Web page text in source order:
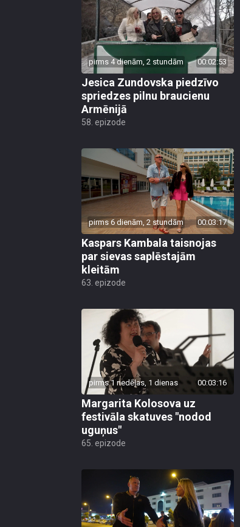
pirms 4 dienām, 2 stundām 00:02:53
Jesica Zundovska piedzīvo
spriedzes pilnu braucienu
Armēnijā
58. epizode
pirms 6 dienām, 2 stundām 00:03:17
Kaspars Kambala taisnojas
par sievas saplēstajām
kleitām
63. epizode
pirms 1 nedēļas, 1 dienas 00:03:16
Margarita Kolosova uz
festivāla skatuves "nodod
uguņus"
65. epizode